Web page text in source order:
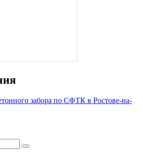
забора по СФТК в Ростове-на-